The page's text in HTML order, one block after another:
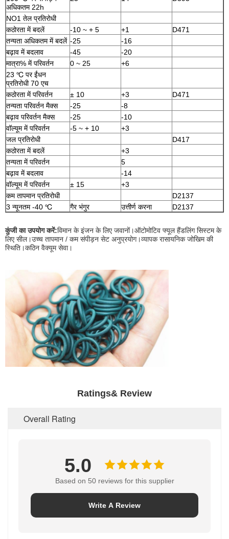
अधिकतम 22h
NO1 तेल प्रतिरोधी
कठोरता में बदलें
-10 ~ + 5 +1
D471
तन्यता अधिकतम में बदलें -25
-16
बढ़ाव में बदलाव
-45
-20
मात्रा% में परिवर्तन
0 ~ 25
+6
23 ℃ पर ईंधन
प्रतिरोधी 70 एच
कठोरता में परिवर्तन
± 10 +3
D471
तन्यता परिवर्तन मैक्स
-25
-8
बढ़ाव परिवर्तन मैक्स
-25
-10
वॉल्यूम में परिवर्तन
-5 ~ + 10
+3
जल प्रतिरोधी
D417
कठोरता में बदलें
+3
तन्यता में परिवर्तन
5
बढ़ाव में बदलाव
-14
वॉल्यूम में परिवर्तन
± 15
+3
कम तापमान प्रतिरोधी
D2137
3 न्यूनतम -40 ℃
गैर भंगुर उत्तीर्ण करना D2137
कुंजी का उपयोग करें:विमान के इंजन के लिए जवानों।ऑटोमोटिव फ्यूल हैंडलिंग सिस्टम के
लिए सील।उच्च तापमान / कम संपीड़न सेट अनुप्रयोग।व्यापक रासायनिक जोखिम की
स्थिति।कठिन वैक्यूम सेवा।
Ratings& Review
Overall Rating
5.0
Based on 50 reviews for this supplier
Write A Review